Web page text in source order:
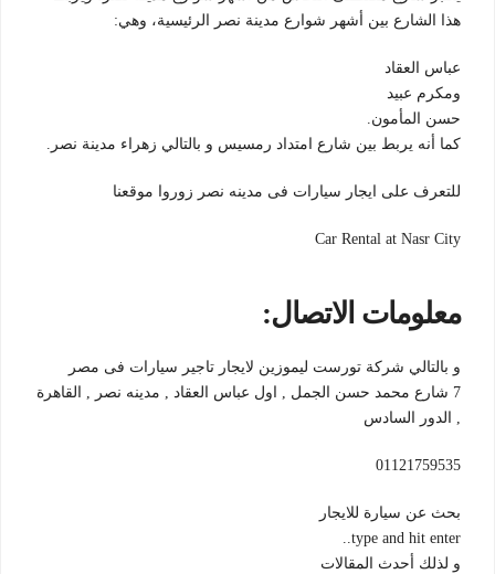
هذا الشارع بين أشهر شوارع مدينة نصر الرئيسية، وهي:
عباس العقاد
ومكرم عبيد
حسن المأمون.
كما أنه يربط بين شارع امتداد رمسيس و بالتالي زهراء مدينة نصر.
للتعرف على ايجار سيارات فى مدينه نصر زوروا موقعنا
Car Rental at Nasr City
معلومات الاتصال:
و بالتالي شركة تورست ليموزين لايجار تاجير سيارات فى مصر‎
7 شارع محمد حسن الجمل , اول عباس العقاد , مدينه نصر , القاهرة
, الدور السادس
01121759535
بحث عن سيارة للايجار
type and hit enter..
و لذلك أحدث المقالات